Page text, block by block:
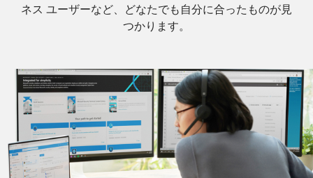
ネス ユーザーなど、どなたでも自分に合ったものが見
つかります。